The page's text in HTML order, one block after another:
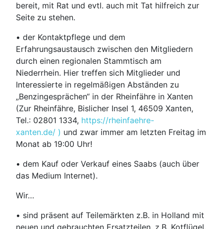
bereit, mit Rat und evtl. auch mit Tat hilfreich zur
Seite zu stehen.
• der Kontaktpflege und dem
Erfahrungsaustausch zwischen den Mitgliedern
durch einen regionalen Stammtisch am
Niederrhein. Hier treffen sich Mitglieder und
Interessierte in regelmäßigen Abständen zu
„Benzingesprächen“ in der Rheinfähre in Xanten
(Zur Rheinfähre, Bislicher Insel 1, 46509 Xanten,
Tel.: 02801 1334, https://rheinfaehre-
xanten.de/ ) und zwar immer am letzten Freitag im
Monat ab 19:00 Uhr!
• dem Kauf oder Verkauf eines Saabs (auch über
das Medium Internet).
Wir…
• sind präsent auf Teilemärkten z.B. in Holland mit
neuen und gebrauchten Ersatzteilen, z.B. Kotflügel,